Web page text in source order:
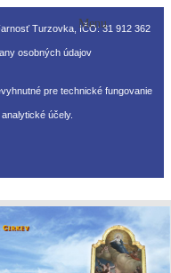
Turzovka, IČO: 31 912 362
osobných údajov
pre technické fungovanie
účely.
Menu